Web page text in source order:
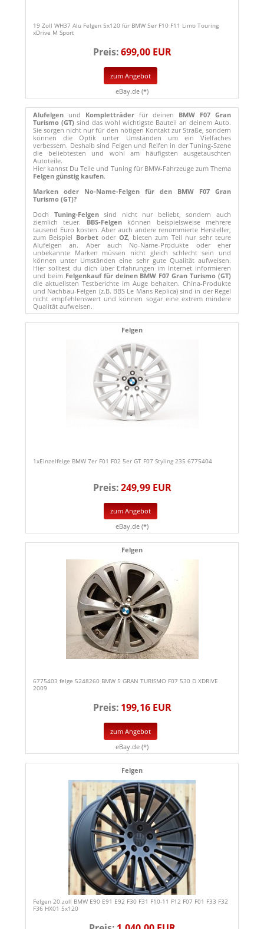
19 Zoll WH37 Alu Felgen 5x120 für BMW 5er F10 F11 Limo Touring
xDrive M Sport
Preis:699,00 EUR
zum Angebot
eBay.de (*)
Alufelgen und Kompletträder für deinen BMW F07 Gran
Turismo (GT) sind das wohl wichtigste Bauteil an deinem Auto.
Sie sorgen nicht nur für den nötigen Kontakt zur Straße, sondern
können die Optik unter Umständen um ein Vielfaches
verbessern. Deshalb sind Felgen und Reifen in der Tuning-Szene
die beliebtesten und wohl am häufigsten ausgetauschten
Autoteile.
Hier kannst Du Teile und Tuning für BMW-Fahrzeuge zum Thema
Felgen günstig kaufen.
Marken oder No-Name-Felgen für den BMW F07 Gran
Turismo (GT)?
Doch Tuning-Felgensind nicht nur beliebt, sondern auch
ziemlich teuer. BBS-Felgenkönnen beispielsweise mehrere
tausend Euro kosten. Aber auch andere renommierte Hersteller,
zum Beispiel Borbetoder OZ, bieten zum Teil nur sehr teure
Alufelgen an. Aber auch No-Name-Produkte oder eher
unbekannte Marken müssen nicht gleich schlecht sein und
können unter Umständen eine sehr gute Qualität aufweisen.
Hier solltest du dich über Erfahrungen im Internet informieren
und beim Felgenkauf für deinen BMW F07 Gran Turismo (GT)
die aktuellsten Testberichte im Auge behalten. China-Produkte
und Nachbau-Felgen (z.B. BBS Le Mans Replica) sind in der Regel
nicht empfehlenswert und können sogar eine extrem mindere
Qualität aufweisen.
Felgen
1xEinzelfelge BMW 7er F01 F02 5er GT F07 Styling 235 6775404
Preis:249,99 EUR
zum Angebot
eBay.de (*)
Felgen
6775403 felge 5248260 BMW 5 GRAN TURISMO F07 530 D XDRIVE
2009
Preis: 199,16 EUR
zum Angebot
eBay.de (*)
Felgen
Felgen 20 zoll BMW E90 E91 E92 F30 F31 F10-11 F12 F07 F01 F33 F32
F36 HX01 5x120